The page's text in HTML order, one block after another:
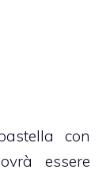
con
essere